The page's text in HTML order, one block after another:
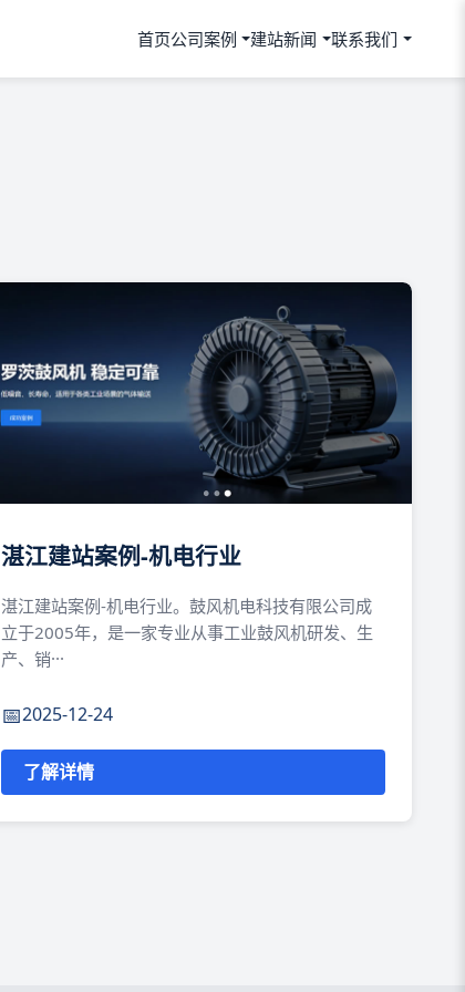
首页公司案例 建站新闻 联系我们
湛江建站案例-机电行业
湛江建站案例-机电行业。鼓风机电科技有限公司成
立于2005年，是一家专业从事工业鼓风机研发、生
产、销···
2025-12-24
了解详情